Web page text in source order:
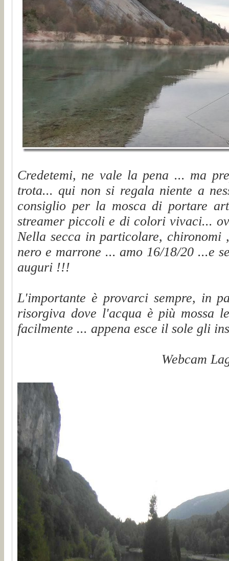
Credetemi, ne vale la pena ... ma
trota... qui non si regala niente a
consiglio per la mosca di portare
streamer piccoli e di colori vivaci...
Nella secca in particolare, chironomi
nero e marrone ... amo 16/18/20 ...e
auguri !!!
L'importante è provarci sempre, in
risorgiva dove l'acqua è più mossa
facilmente ... appena esce il sole gli
Webcam